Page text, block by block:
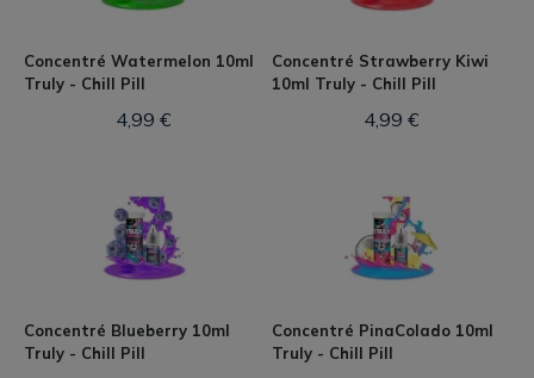
Concentré Watermelon 10ml
Truly - Chill Pill
4,99 €
Concentré Strawberry Kiwi
10ml Truly - Chill Pill
4,99 €
Concentré Blueberry 10ml
Truly - Chill Pill
Concentré PinaColado 10ml
Truly - Chill Pill